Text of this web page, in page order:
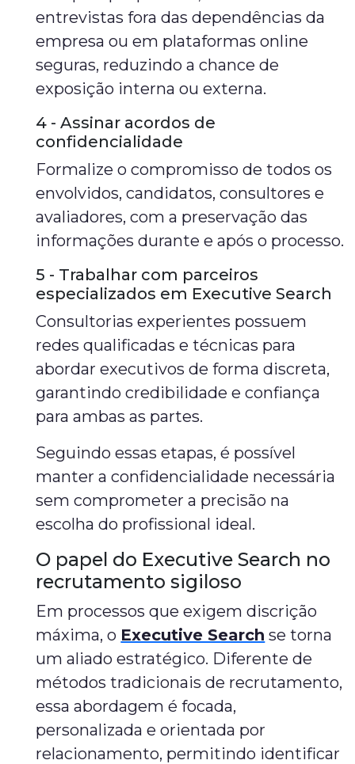
entrevistas fora das dependências da
empresa ou em plataformas online
seguras, reduzindo a chance de
exposição interna ou externa.
4 - Assinar acordos de
confidencialidade
Formalize o compromisso de todos os
envolvidos, candidatos, consultores e
avaliadores, com a preservação das
informações durante e após o processo.
5 - Trabalhar com parceiros
especializados em Executive Search
Consultorias experientes possuem
redes qualificadas e técnicas para
abordar executivos de forma discreta,
garantindo credibilidade e confiança
para ambas as partes.
Seguindo essas etapas, é possível
manter a confidencialidade necessária
sem comprometer a precisão na
escolha do profissional ideal.
O papel do Executive Search no
recrutamento sigiloso
Em processos que exigem discrição
máxima, o Executive Search se torna
um aliado estratégico. Diferente de
métodos tradicionais de recrutamento,
essa abordagem é focada,
personalizada e orientada por
relacionamento, permitindo identificar